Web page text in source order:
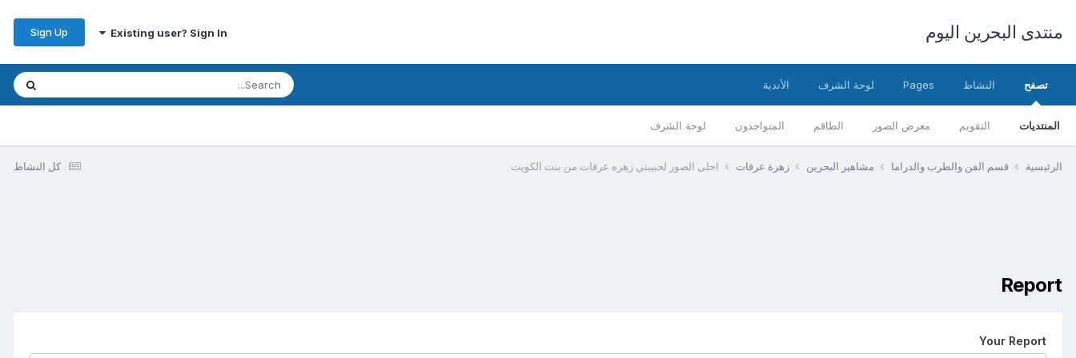
منتدى البحرين اليوم Existing user? Sign In
Sign Up
تصفح
المنتديات التقويم معرض الصور الطاقم المتواجدون لوحة الشرف
النشاط Pages لوحة الشرف الأندية
كل النشاط الرئيسية قسم الفن والطرب والدراما مشاهير البحرين زهرة عرفات احلى الصور لحبيبتي زهره عرفات من بنت الكويت
Report
Your Report